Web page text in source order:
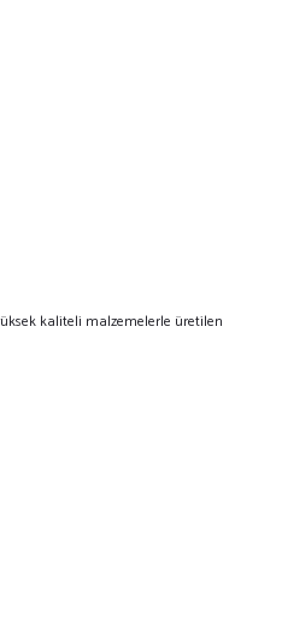
kaliteli malzemelerle üretilen